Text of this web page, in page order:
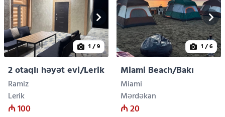
1 / 9
2 otaqlı həyət evi/Lerik
Ramiz
Lerik
₼ 100
1 / 6
Miami Beach/Bakı
Miami
Mərdəkan
₼ 20